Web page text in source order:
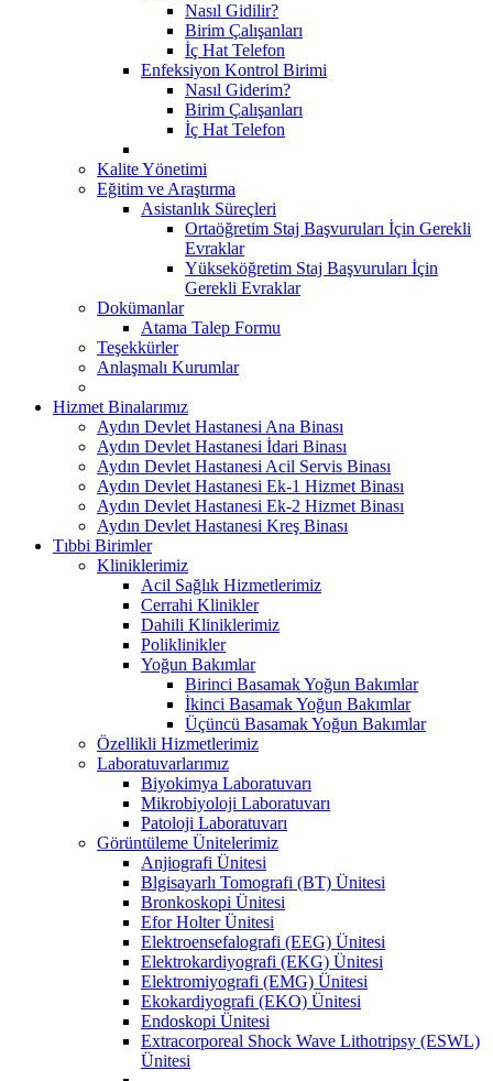
Nasıl Gidilir?
Birim Çalışanları
İç Hat Telefon
Enfeksiyon Kontrol Birimi
Nasıl Giderim?
Birim Çalışanları
İç Hat Telefon
Kalite Yönetimi
Eğitim ve Araştırma
Asistanlık Süreçleri
Ortaöğretim Staj Başvuruları İçin Gerekli
Evraklar
Yükseköğretim Staj Başvuruları İçin
Gerekli Evraklar
Dokümanlar
Atama Talep Formu
Teşekkürler
Anlaşmalı Kurumlar
Hizmet Binalarımız
Aydın Devlet Hastanesi Ana Binası
Aydın Devlet Hastanesi İdari Binası
Aydın Devlet Hastanesi Acil Servis Binası
Aydın Devlet Hastanesi Ek-1 Hizmet Binası
Aydın Devlet Hastanesi Ek-2 Hizmet Binası
Aydın Devlet Hastanesi Kreş Binası
Tıbbi Birimler
Kliniklerimiz
Acil Sağlık Hizmetlerimiz
Cerrahi Klinikler
Dahili Kliniklerimiz
Poliklinikler
Yoğun Bakımlar
Birinci Basamak Yoğun Bakımlar
İkinci Basamak Yoğun Bakımlar
Üçüncü Basamak Yoğun Bakımlar
Özellikli Hizmetlerimiz
Laboratuvarlarımız
Biyokimya Laboratuvarı
Mikrobiyoloji Laboratuvarı
Patoloji Laboratuvarı
Görüntüleme Ünitelerimiz
Anjiografi Ünitesi
Blgisayarlı Tomografi (BT) Ünitesi
Bronkoskopi Ünitesi
Efor Holter Ünitesi
Elektroensefalografi (EEG) Ünitesi
Elektrokardiyografi (EKG) Ünitesi
Elektromiyografi (EMG) Ünitesi
Ekokardiyografi (EKO) Ünitesi
Endoskopi Ünitesi
Extracorporeal Shock Wave Lithotripsy (ESWL)
Ünitesi